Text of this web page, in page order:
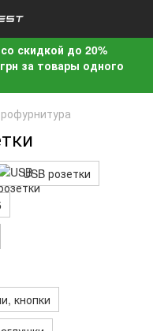
скидкой до 20%
за товары одного
USB розетки
кнопки